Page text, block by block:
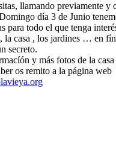
llamando previamente y
día 3 de Junio
para todo el que tenga
la casa , los jardines … en
secreto.
y más fotos de la
os remito a la página web